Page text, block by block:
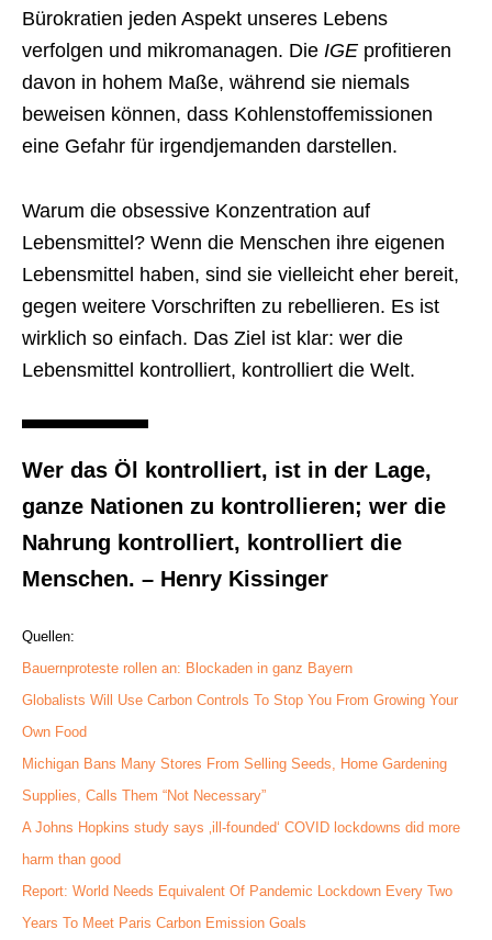
Bürokratien jeden Aspekt unseres Lebens
verfolgen und mikromanagen. Die IGE profitieren
davon in hohem Maße, während sie niemals
beweisen können, dass Kohlenstoffemissionen
eine Gefahr für irgendjemanden darstellen.
Warum die obsessive Konzentration auf
Lebensmittel? Wenn die Menschen ihre eigenen
Lebensmittel haben, sind sie vielleicht eher bereit,
gegen weitere Vorschriften zu rebellieren. Es ist
wirklich so einfach. Das Ziel ist klar: wer die
Lebensmittel kontrolliert, kontrolliert die Welt.
Wer das Öl kontrolliert, ist in der Lage,
ganze Nationen zu kontrollieren; wer die
Nahrung kontrolliert, kontrolliert die
Menschen. – Henry Kissinger
Quellen:
Bauernproteste rollen an: Blockaden in ganz Bayern
Globalists Will Use Carbon Controls To Stop You From Growing Your
Own Food
Michigan Bans Many Stores From Selling Seeds, Home Gardening
Supplies, Calls Them “Not Necessary”
A Johns Hopkins study says ‚ill-founded‘ COVID lockdowns did more
harm than good
Report: World Needs Equivalent Of Pandemic Lockdown Every Two
Years To Meet Paris Carbon Emission Goals